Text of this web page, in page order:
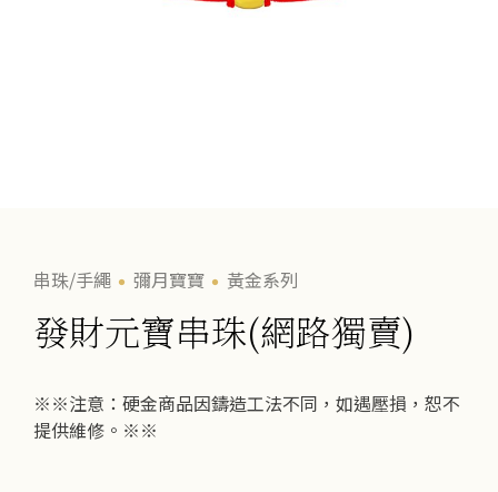
串珠/手繩 彌月寶寶 黃金系列
發財元寶串珠(網路獨賣)
※※注意：硬金商品因鑄造工法不同，如遇壓損，恕不
提供維修。※※